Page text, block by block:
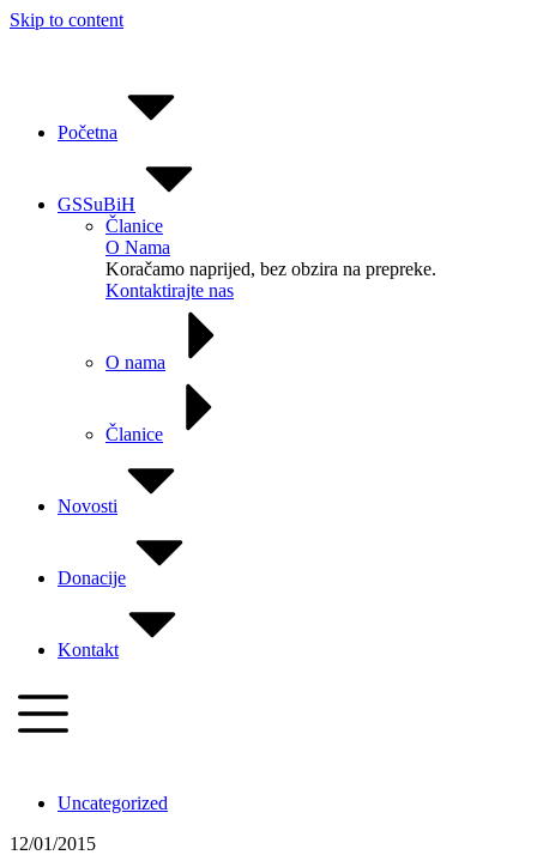
Skip to content
Početna
GSSuBiH
Članice
O Nama
Koračamo naprijed, bez obzira na prepreke.
Kontaktirajte nas
O nama
Članice
Novosti
Donacije
Kontakt
Uncategorized
12/01/2015